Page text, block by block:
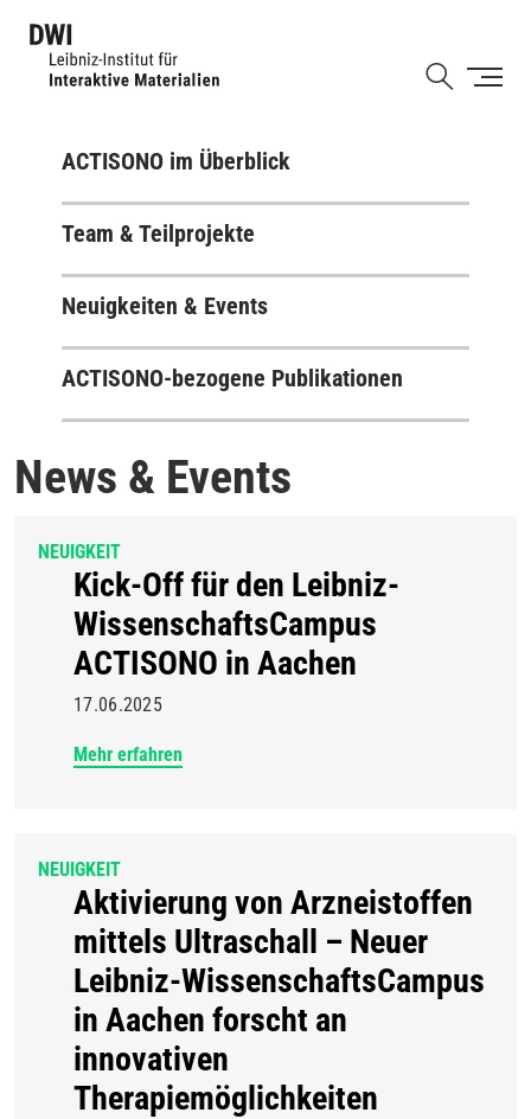
ACTISONO im Überblick
Team & Teilprojekte
Neuigkeiten & Events
ACTISONO-bezogene Publikationen
News & Events
NEUIGKEIT
Kick-Off für den Leibniz-
WissenschaftsCampus
ACTISONO in Aachen
17.06.2025
Mehr erfahren
NEUIGKEIT
Aktivierung von Arzneistoffen
mittels Ultraschall – Neuer
Leibniz-WissenschaftsCampus
in Aachen forscht an
innovativen
Therapiemöglichkeiten